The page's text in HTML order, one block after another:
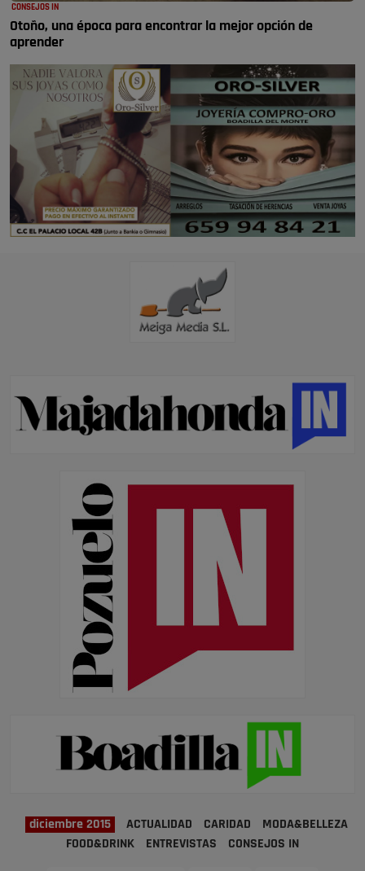
CONSEJOS IN
Otoño, una época para encontrar la mejor opción de
aprender
diciembre 2015 ACTUALIDAD CARIDAD
MODA&BELLEZA
FOOD&DRINK
ENTREVISTAS CONSEJOS IN